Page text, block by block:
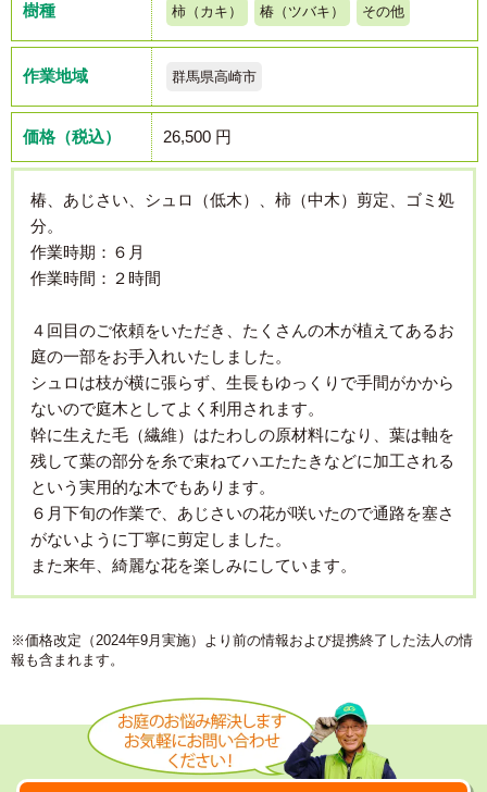
樹種 柿（カキ） 椿（ツバキ） その他
作業地域 群馬県高崎市
価格（税込） 26,500 円
椿、あじさい、シュロ（低木）、柿（中木）剪定、ゴミ処
分。
作業時期：６月
作業時間：２時間
４回目のご依頼をいただき、たくさんの木が植えてあるお
庭の一部をお手入れいたしました。
シュロは枝が横に張らず、生長もゆっくりで手間がかから
ないので庭木としてよく利用されます。
幹に生えた毛（繊維）はたわしの原材料になり、葉は軸を
残して葉の部分を糸で束ねてハエたたきなどに加工される
という実用的な木でもあります。
６月下旬の作業で、あじさいの花が咲いたので通路を塞さ
がないように丁寧に剪定しました。
また来年、綺麗な花を楽しみにしています。
※価格改定（2024年9月実施）より前の情報および提携終了した法人の情
報も含まれます。